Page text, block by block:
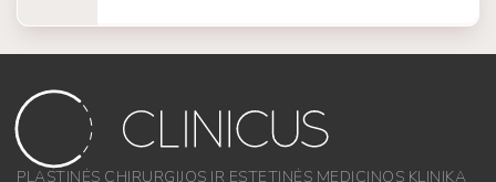
PLASTINĖS CHIRURGIJOS IR ESTETINĖS MEDICINOS KLINIKA